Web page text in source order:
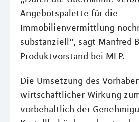
Angebotspalette für die
Immobilienvermittlung
substanziell“, sagt Manfred
Produktvorstand bei MLP.
Die Umsetzung des
wirtschaftlicher Wirkung
vorbehaltlich der